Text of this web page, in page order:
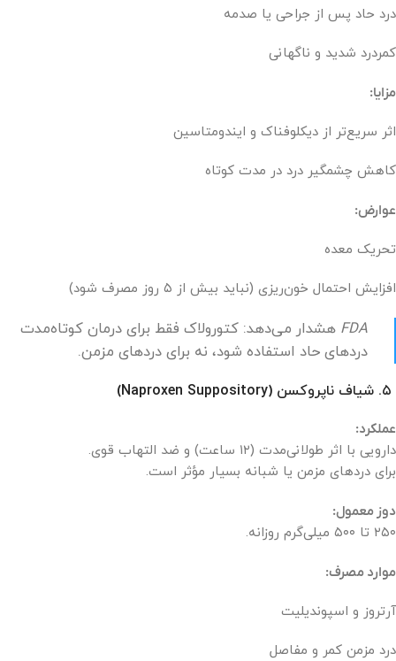
درد حاد پس از جراحی یا صدمه
کمردرد شدید و ناگهانی
مزایا:
اثر سریع‌تر از دیکلوفناک و ایندومتاسین
کاهش چشمگیر درد در مدت کوتاه
عوارض:
تحریک معده
افزایش احتمال خون‌ریزی (نباید بیش از ۵ روز مصرف شود)
FDA هشدار می‌دهد: کتورولاک فقط برای درمان کوتاه‌مدت
دردهای حاد استفاده شود، نه برای دردهای مزمن.
عملکرد:
دارویی با اثر طولانی‌مدت (۱۲ ساعت) و ضد التهاب قوی.
برای دردهای مزمن یا شبانه بسیار مؤثر است.
دوز معمول:
۲۵۰ تا ۵۰۰ میلی‌گرم روزانه.
موارد مصرف:
آرتروز و اسپوندیلیت
درد مزمن کمر و مفاصل